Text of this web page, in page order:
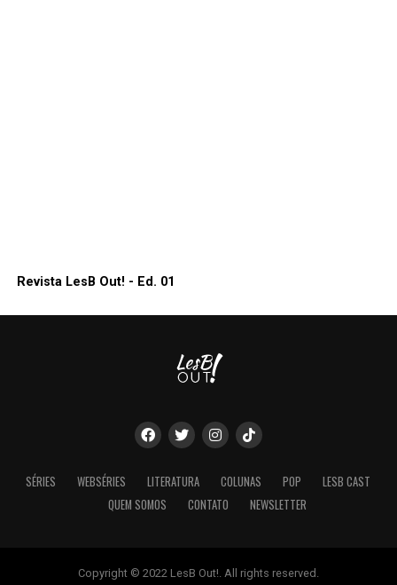
Revista LesB Out! - Ed. 01
SÉRIES WEBSÉRIES LITERATURA COLUNAS POP
LESB CAST
QUEM SOMOS
CONTATO NEWSLETTER
Copyright © 2022 LesB Out!. All rights reserved.